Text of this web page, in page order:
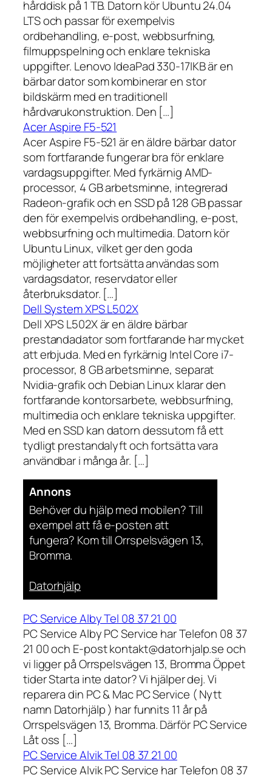
hårddisk på 1 TB. Datorn kör Ubuntu 24.04
LTS och passar för exempelvis
ordbehandling, e-post, webbsurfning,
filmuppspelning och enklare tekniska
uppgifter. Lenovo IdeaPad 330-17IKB är en
bärbar dator som kombinerar en stor
bildskärm med en traditionell
hårdvarukonstruktion. Den […]
Acer Aspire F5-521
Acer Aspire F5-521 är en äldre bärbar dator
som fortfarande fungerar bra för enklare
vardagsuppgifter. Med fyrkärnig AMD-
processor, 4 GB arbetsminne, integrerad
Radeon-grafik och en SSD på 128 GB passar
den för exempelvis ordbehandling, e-post,
webbsurfning och multimedia. Datorn kör
Ubuntu Linux, vilket ger den goda
möjligheter att fortsätta användas som
vardagsdator, reservdator eller
återbruksdator. […]
Dell System XPS L502X
Dell XPS L502X är en äldre bärbar
prestandadator som fortfarande har mycket
att erbjuda. Med en fyrkärnig Intel Core i7-
processor, 8 GB arbetsminne, separat
Nvidia-grafik och Debian Linux klarar den
fortfarande kontorsarbete, webbsurfning,
multimedia och enklare tekniska uppgifter.
Med en SSD kan datorn dessutom få ett
tydligt prestandalyft och fortsätta vara
användbar i många år. […]
Annons
Behöver du hjälp med mobilen? Till
exempel att få e-posten att
fungera? Kom till Orrspelsvägen 13,
Bromma.
Datorhjälp
PC Service Alby Tel 08 37 21 00
PC Service Alby PC Service har Telefon 08 37
21 00 och E-post kontakt@datorhjalp.se och
vi ligger på Orrspelsvägen 13, Bromma Öppet
tider Starta inte dator? Vi hjälper dej. Vi
reparera din PC & Mac PC Service ( Nytt
namn Datorhjälp ) har funnits 11 år på
Orrspelsvägen 13, Bromma. Därför PC Service
Låt oss […]
PC Service Alvik Tel 08 37 21 00
PC Service Alvik PC Service har Telefon 08 37